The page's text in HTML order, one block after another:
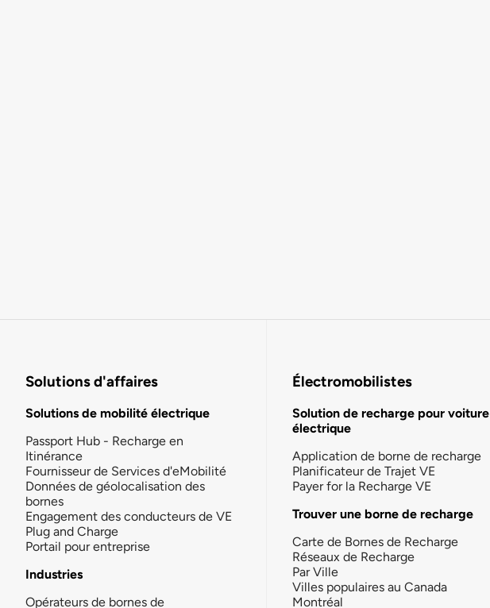
Solutions d'affaires
Solutions de mobilité électrique
Passport Hub - Recharge en
Itinérance
Fournisseur de Services d'eMobilité
Données de géolocalisation des
bornes
Engagement des conducteurs de VE
Plug and Charge
Portail pour entreprise
Industries
Opérateurs de bornes de
Électromobilistes
Solution de recharge pour voiture
électrique
Application de borne de recharge
Planificateur de Trajet VE
Payer for la Recharge VE
Trouver une borne de recharge
Carte de Bornes de Recharge
Réseaux de Recharge
Par Ville
Villes populaires au Canada
Montréal